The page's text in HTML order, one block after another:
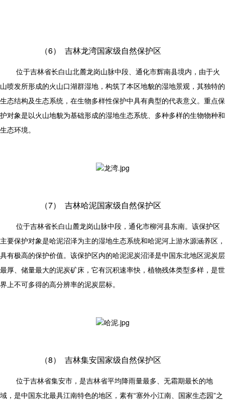
（6） 吉林龙湾国家级自然保护区
位于吉林省长白山北麓龙岗山脉中段、通化市辉南县境内，由于火
山喷发所形成的火山口湖群湿地，构筑了本区地貌的湿地景观，其独特的
生态结构及生态系统，在生物多样性保护中具有典型的代表意义。重点保
护对象是以火山地貌为基础形成的湿地生态系统、多种多样的生物物种和
生态环境。
（7） 吉林哈泥国家级自然保护区
位于吉林省长白山麓龙岗山脉中段，通化市柳河县东南。该保护区
主要保护对象是哈泥沼泽为主的湿地生态系统和哈泥河上游水源涵养区，
具有极高的保护价值。该保护区内的哈泥泥炭沼泽是中国东北地区泥炭层
最厚、储量最大的泥炭矿床，它有沉积速率快，植物残体类型多样，是世
界上不可多得的高分辨率的泥炭层标。
（8） 吉林集安国家级自然保护区
位于吉林省集安市，是吉林省平均降雨量最多、无霜期最长的地
域，是中国东北最具江南特色的地区，素有“塞外小江南、国家生态园”之